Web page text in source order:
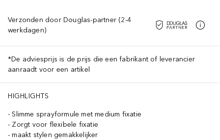
Verzonden door Douglas-partner (2-4
werkdagen)
*De adviesprijs is de prijs die een fabrikant of leverancier
aanraadt voor een artikel
HIGHLIGHTS
Slimme sprayformule met medium fixatie
Zorgt voor flexibele fixatie
maakt stylen gemakkelijker